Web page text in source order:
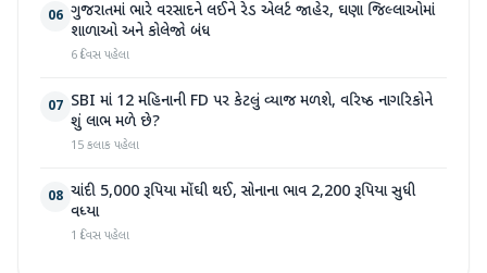
06 ગુજરાતમાં ભારે વરસાદને લઈને રેડ એલર્ટ જાહેર, ઘણા જિલ્લાઓમાં
શાળાઓ અને કોલેજો બંધ
6 દિવસ પહેલા
07 SBI માં 12 મહિનાની FD પર કેટલું વ્યાજ મળશે, વરિષ્ઠ નાગરિકોને
શું લાભ મળે છે?
15 કલાક પહેલા
08 ચાંદી 5,000 રૂપિયા મોંઘી થઈ, સોનાના ભાવ 2,200 રૂપિયા સુધી
વધ્યા
1 દિવસ પહેલા